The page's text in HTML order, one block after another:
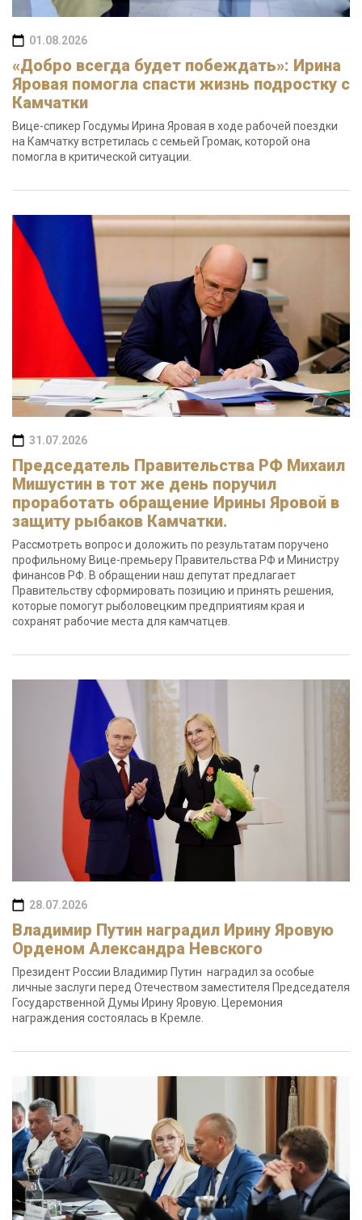
01.08.2026
«Добро всегда будет побеждать»: Ирина
Яровая помогла спасти жизнь подростку с
Камчатки
Вице-спикер Госдумы Ирина Яровая в ходе рабочей поездки
на Камчатку встретилась с семьей Громак, которой она
помогла в критической ситуации.
31.07.2026
Председатель Правительства РФ Михаил
Мишустин в тот же день поручил
проработать обращение Ирины Яровой в
защиту рыбаков Камчатки.
Рассмотреть вопрос и доложить по результатам поручено
профильному Вице-премьеру Правительства РФ и Министру
финансов РФ. В обращении наш депутат предлагает
Правительству сформировать позицию и принять решения,
которые помогут рыболовецким предприятиям края и
сохранят рабочие места для камчатцев.
28.07.2026
Владимир Путин наградил Ирину Яровую
Орденом Александра Невского
Президент России Владимир Путин наградил за особые
личные заслуги перед Отечеством заместителя Председателя
Государственной Думы Ирину Яровую. Церемония
награждения состоялась в Кремле.